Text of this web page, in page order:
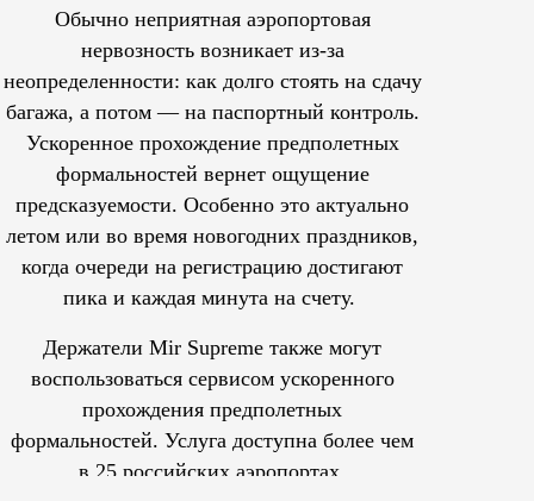
Обычно неприятная аэропортовая
нервозность возникает из-за
неопределенности: как долго стоять на сдачу
багажа, а потом — на паспортный контроль.
Ускоренное прохождение предполетных
формальностей вернет ощущение
предсказуемости. Особенно это актуально
летом или во время новогодних праздников,
когда очереди на регистрацию достигают
пика и каждая минута на счету.
Держатели Mir Supreme также могут
воспользоваться сервисом ускоренного
прохождения предполетных
формальностей. Услуга доступна более чем
в 25 российских аэропортах.